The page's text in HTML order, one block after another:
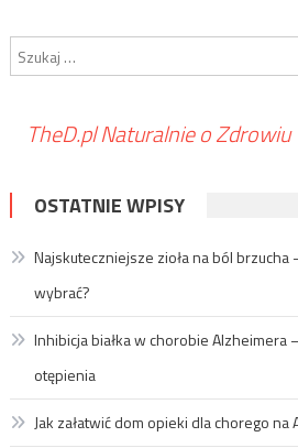
TheD.pl Naturalnie o Zdrowiu
OSTATNIE WPISY
Najskuteczniejsze zioła na ból
wybrać?
Inhibicja białka w chorobie Alzheimera
otępienia
Jak załatwić dom opieki dla chorego na